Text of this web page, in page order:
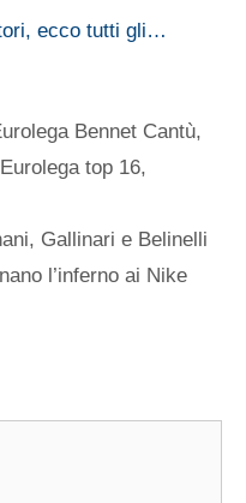
ecco tutti gli…
Bennet Cantù,
Eurolega top 16,
Gallinari e Belinelli
l’inferno ai Nike